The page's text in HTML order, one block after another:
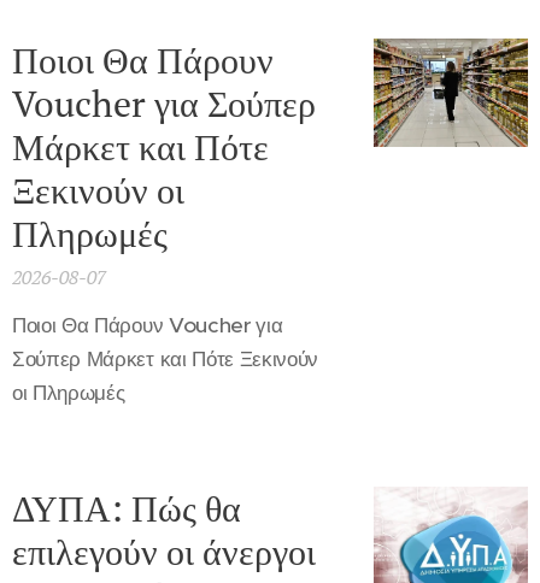
Ποιοι Θα Πάρουν
Voucher για Σούπερ
Μάρκετ και Πότε
Ξεκινούν οι
Πληρωμές
2026-08-07
Ποιοι Θα Πάρουν Voucher για
Σούπερ Μάρκετ και Πότε Ξεκινούν
οι Πληρωμές
ΔΥΠΑ: Πώς θα
επιλεγούν οι άνεργοι